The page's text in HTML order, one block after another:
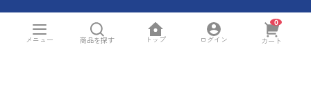
メニュー 商品を探す トップ ログイン
0
カート